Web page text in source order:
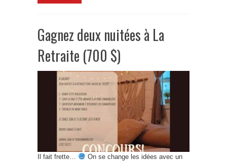
Gagnez deux nuitées à La
Retraite (700 $)
Il fait frette…
On se change les idées avec un